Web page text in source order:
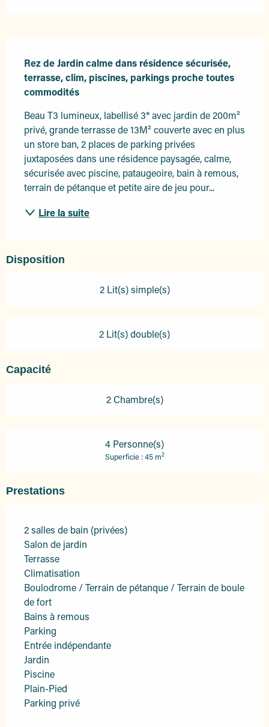
Rez de Jardin calme dans résidence sécurisée,
terrasse, clim, piscines, parkings proche toutes
commodités
Beau T3 lumineux, labellisé 3* avec jardin de 200m²
privé, grande terrasse de 13M² couverte avec en plus
un store ban, 2 places de parking privées
juxtaposées dans une résidence paysagée, calme,
sécurisée avec piscine, pataugeoire, bain à remous,
terrain de pétanque et petite aire de jeu pour...
Lire la suite
Disposition
2 Lit(s) simple(s)
2 Lit(s) double(s)
Capacité
2 Chambre(s)
4 Personne(s)
Superficie : 45 m2
Prestations
2 salles de bain (privées)
Salon de jardin
Terrasse
Climatisation
Boulodrome / Terrain de pétanque / Terrain de boule
de fort
Bains à remous
Parking
Entrée indépendante
Jardin
Piscine
Plain-Pied
Parking privé